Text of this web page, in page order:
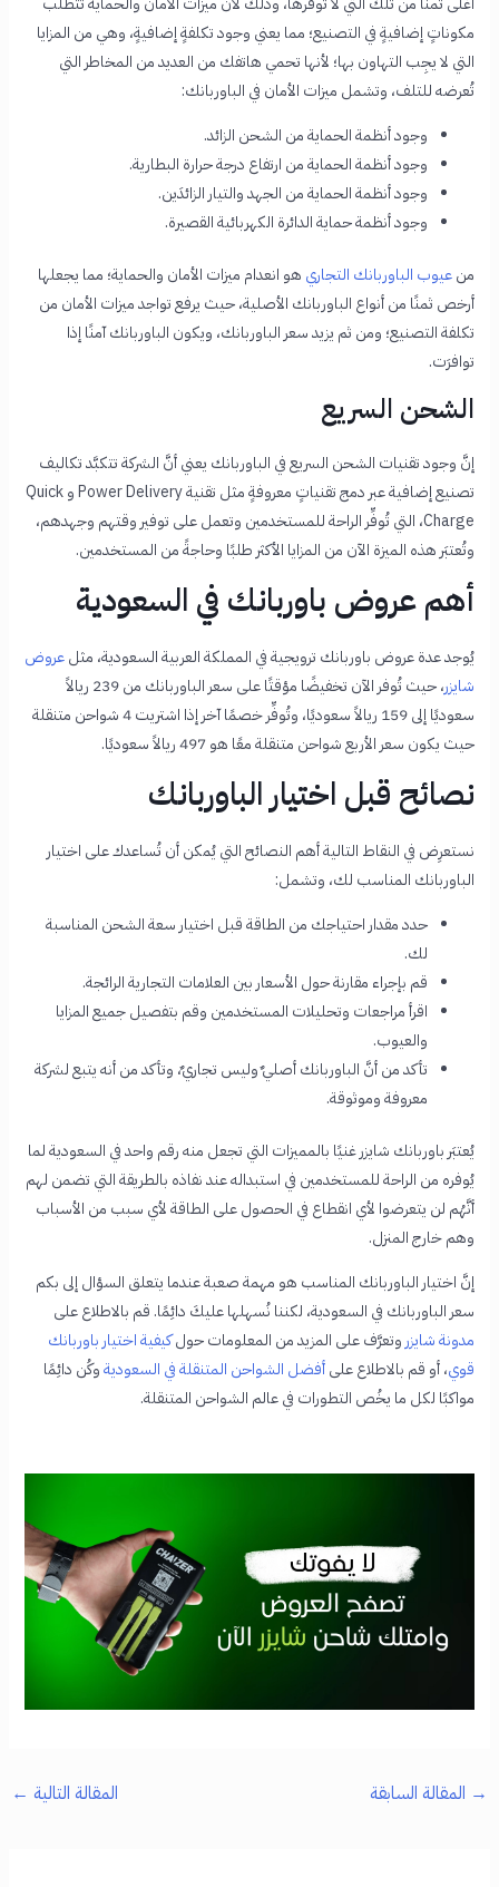
مكوناتٍ إضافيةٍ في التصنيع؛ مما يعني وجود تكلفةٍ إضافيةٍ، وهي من المزايا
التي لا يجِب التهاون بها؛ لأنها تحمي هاتفك من العديد من المخاطر التي
تُعرضه للتلف، وتشمل ميزات الأمان في الباوربانك:
وجود أنظمة الحماية من الشحن الزائد.
وجود أنظمة الحماية من ارتفاع درجة حرارة البطارية.
وجود أنظمة الحماية من الجهد والتيار الزائدَين.
وجود أنظمة حماية الدائرة الكهربائية القصيرة.
منعيوب الباوربانك التجاري هو انعدام ميزات الأمان والحماية؛ مما يجعلها
أرخص ثمنًا من أنواع الباوربانك الأصلية، حيث يرفع تواجد ميزات الأمان من
تكلفة التصنيع؛ ومن ثم يزيد سعر الباوربانك، ويكون الباوربانك آمنًا إذا
توافرَت.
الشحن السريع
إنَّ وجود تقنيات الشحن السريع في الباوربانك يعني أنَّ الشركة تتكبَّد تكاليف
تصنيع إضافية عبر دمج تقنياتٍ معروفةٍ مثل تقنية Power Delivery و Quick
Charge، التي تُوفِّر الراحة للمستخدمين وتعمل على توفير وقتهم وجهدهم،
وتُعتبَر هذه الميزة الآن من المزايا الأكثر طلبًا وحاجةً من المستخدمين.
أهم عروض باوربانك في السعودية
يُوجد عدة عروض باوربانك ترويجية في المملكة العربية السعودية، مثلعروض
شايزر
، حيث تُوفر الآن تخفيضًا مؤقتًا على سعر الباوربانك من 239 ريالاً
سعوديًا إلى 159 ريالاً سعوديًا، وتُوفِّر خصمًا آخر إذا اشتريت 4 شواحن متنقلة
حيث يكون سعر الأربع شواحن متنقلة معًا هو 497 ريالاً سعوديًا.
نصائح قبل اختيار الباوربانك
نستعرِض في النقاط التالية أهم النصائح التي يُمكن أن تُساعدك على اختيار
الباوربانك المناسب لك، وتشمل:
حدد مقدار احتياجك من الطاقة قبل اختيار سعة الشحن المناسبة
لك.
قم بإجراء مقارنة حول الأسعار بين العلامات التجارية الرائجة.
اقرأ مراجعات وتحليلات المستخدمين وقم بتفصيل جميع المزايا
والعيوب.
تأكد من أنَّ الباوربانك أصليٌ وليس تجاريٌ، وتأكد من أنه يتبع لشركة
معروفة وموثوقة.
يُعتبَر باوربانك شايزر غنيًا بالمميزات التي تجعل منه رقم واحد في السعودية لما
يُوفره من الراحة للمستخدمين في استبداله عند نفاذه بالطريقة التي تضمن لهم
أنَّهُم لن يتعرضوا لأي انقطاع في الحصول على الطاقة لأي سبب من الأسباب
وهم خارج المنزل.
إنَّ اختيار الباوربانك المناسب هو مهمة صعبة عندما يتعلق السؤال إلى بكم
سعر الباوربانك في السعودية، لكننا نُسهلها عليكَ دائِمًا. قم بالاطلاع على
مدونة شايزر وتعرَّف على المزيد من المعلومات حولكيفية اختيار باوربانك
قوي، أو قم بالاطلاع علىأفضل الشواحن المتنقلة في السعوديةوكُن دائِمًا
مواكبًا لكل ما يخُص التطورات في عالم الشواحن المتنقلة.
→ المقالة السابقة المقالة التالية ←